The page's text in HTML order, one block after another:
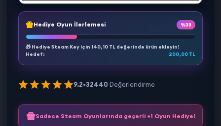
Hediye Oyun İlerlemesi %30
🎁 Hediye Steam Key için 140,10 TL değerinde ürün ekleyin!
Hedef:
200,00 TL
9.2•32440 Değerlendirme
Sadece Steam Oyunlarında geçerli +1 Oyun Hediye!